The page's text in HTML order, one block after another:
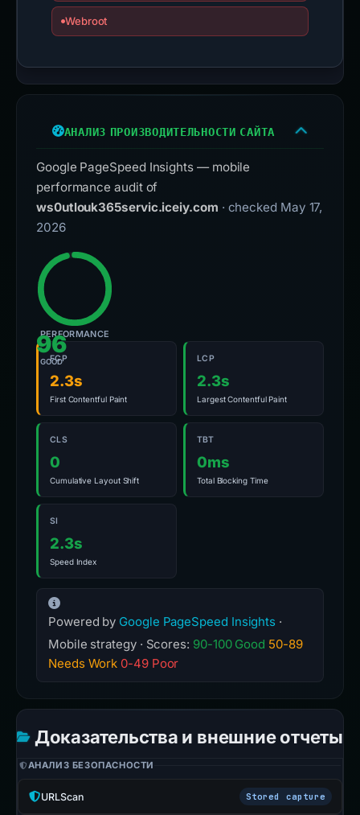
Webroot
АНАЛИЗ ПРОИЗВОДИТЕЛЬНОСТИ САЙТА
Google PageSpeed Insights — mobile
performance audit of
ws0utlouk365servic.iceiy.com · checked May 17,
2026
96
GOOD
PERFORMANCE
FCP
2.3s
First Contentful Paint
LCP
2.3s
Largest Contentful Paint
CLS
0
Cumulative Layout Shift
TBT
0ms
Total Blocking Time
SI
2.3s
Speed Index
Powered by Google PageSpeed Insights ·
Mobile strategy · Scores: 90-100 Good 50-89
Needs Work 0-49 Poor
Доказательства и внешние отчеты
АНАЛИЗ БЕЗОПАСНОСТИ
URLScan Stored capture